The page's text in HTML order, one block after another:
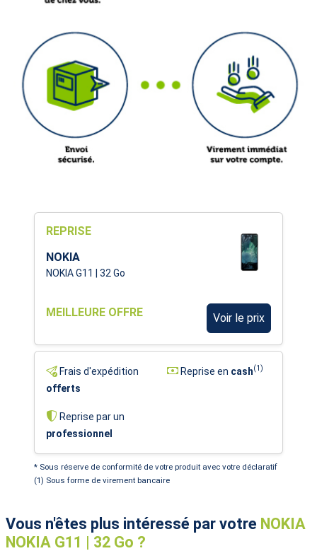
REPRISE
NOKIA
NOKIA G11 | 32 Go
MEILLEURE OFFRE Voir le prix
Frais d'expédition
offerts
Reprise en cash(1)
Reprise par un
professionnel
* Sous réserve de conformité de votre produit avec votre déclaratif
(1) Sous forme de virement bancaire
Vous n'êtes plus intéressé par votre NOKIA
NOKIA G11 | 32 Go ?